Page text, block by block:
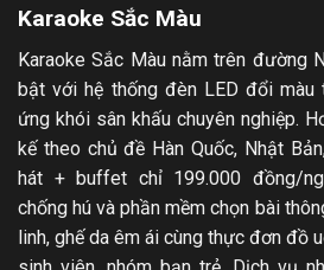
Karaoke Sắc Màu
Karaoke Sắc Màu nằm trên đường
bật với hệ thống đèn LED đổi màu
ứng khói sân khấu chuyên nghiệp.
kế theo chủ đề Hàn Quốc, Nhật
hát + buffet chỉ 199.000 đồng/
chống hú và phần mềm chọn bài
linh, ghế da êm ái cùng thực đơn đồ